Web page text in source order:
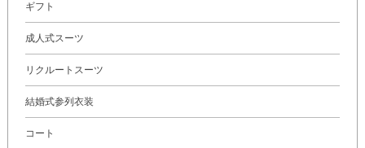
ギフト
成人式スーツ
リクルートスーツ
結婚式参列衣装
コート